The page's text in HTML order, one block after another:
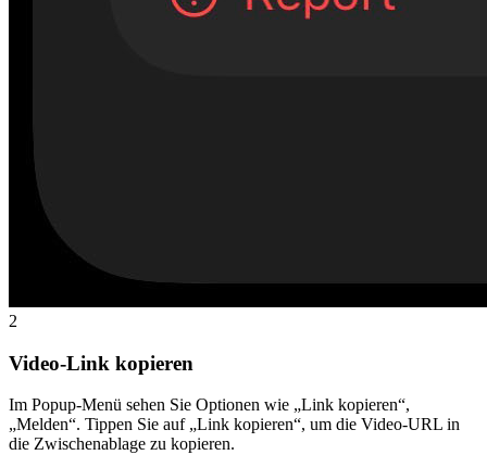
2
Video-Link kopieren
Im Popup-Menü sehen Sie Optionen wie „Link kopieren“,
„Melden“. Tippen Sie auf „Link kopieren“, um die Video-URL in
die Zwischenablage zu kopieren.